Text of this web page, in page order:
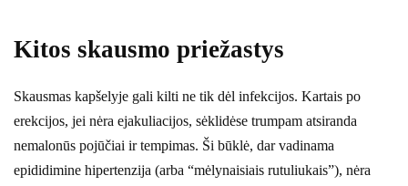
Kitos skausmo priežastys
Skausmas kapšelyje gali kilti ne tik dėl infekcijos. Kartais po
erekcijos, jei nėra ejakuliacijos, sėklidėse trumpam atsiranda
nemalonūs pojūčiai ir tempimas. Ši būklė, dar vadinama
epididimine hipertenzija (arba “mėlynaisiais rutuliukais”), nėra